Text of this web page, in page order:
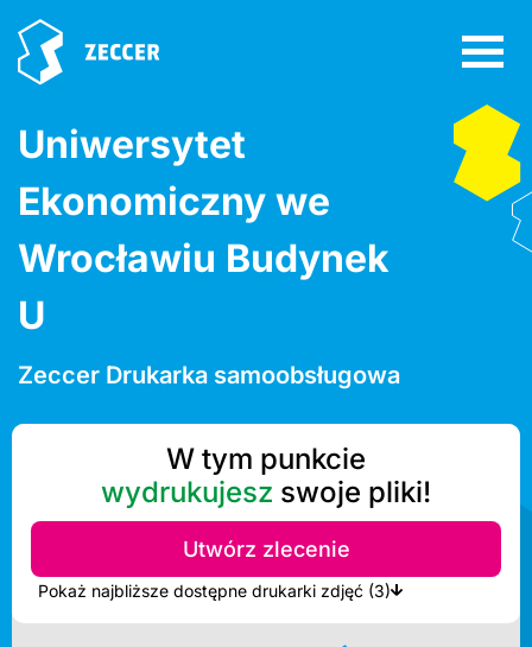
Uniwersytet
Ekonomiczny we
Wrocławiu Budynek
U
Zeccer Drukarka samoobsługowa
W tym punkcie
wydrukujesz swoje pliki!
Utwórz zlecenie
Pokaż najbliższe dostępne drukarki zdjęć (3)